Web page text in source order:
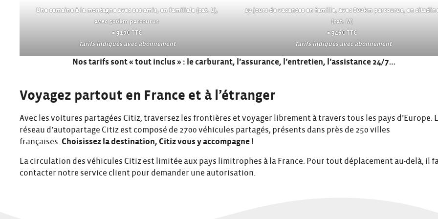
Une semaine à la montagne avec ses amis, en familiale (cat. L),
avec 500km parcourus
= 310€ TTC
Tarifs indiqués avec abonnement
10 jours de vacances en famille, avec 800km parcourus, en
(cat. M)
= 346€ TTC
Tarifs indiqués avec abonnement
Nos tarifs sont « tout inclus » : le carburant, l’assurance, l’entretien, l’assistance 24/7…
Voyagez partout en France et à l’étranger
Avec les voitures partagées Citiz, traversez les frontières et voyager librement à travers tous les pays d’Europe.
réseau d’autopartage Citiz est composé de 2700 véhicules partagés, présents dans près de 250 villes
françaises. Choisissez la destination, Citiz vous y accompagne !
La circulation des véhicules Citiz est limitée aux pays limitrophes à la France. Pour tout déplacement au-delà, il
contacter notre service client pour demander une autorisation.